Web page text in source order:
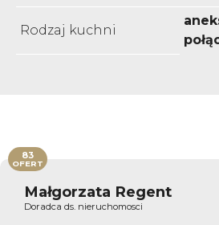
Rodzaj kuchni
Małgorzata Regent
Doradca ds. nieruchomosci
83
OFERT